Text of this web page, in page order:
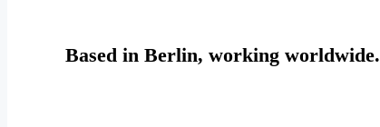
Based in Berlin, working worldwide.